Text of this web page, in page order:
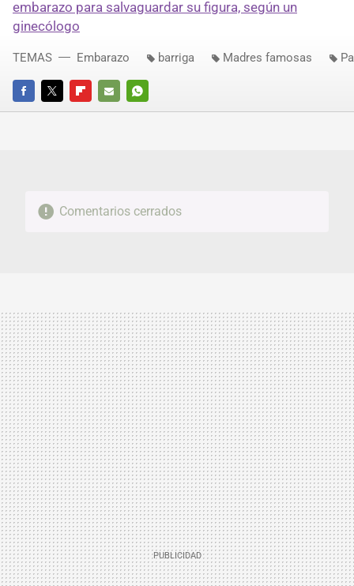
embarazo para salvaguardar su figura, según un
ginecólogo
FACEBOOKTWITTERFLIPBOARD
E-
WHATSAPP
TEMAS Embarazo barriga Madres famosas
Comentarios cerrados